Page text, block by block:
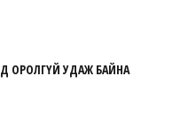
ОРОЛГҮЙ УДАЖ БАЙНА